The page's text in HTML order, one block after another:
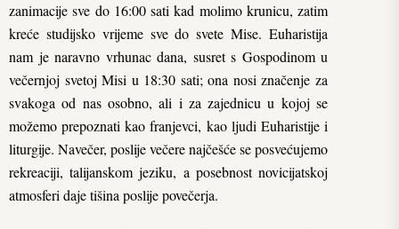
zanimacije sve do 16:00 sati kad molimo krunicu, zatim
kreće studijsko vrijeme sve do svete Mise. Euharistija
nam je naravno vrhunac dana, susret s Gospodinom u
večernjoj svetoj Misi u 18:30 sati; ona nosi značenje za
svakoga od nas osobno, ali i za zajednicu u kojoj se
možemo prepoznati kao franjevci, kao ljudi Euharistije i
liturgije. Navečer, poslije večere najčešće se posvećujemo
rekreaciji, talijanskom jeziku, a posebnost novicijatskoj
atmosferi daje tišina poslije povečerja.